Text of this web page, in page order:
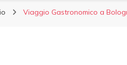
Viaggio Gastronomico a